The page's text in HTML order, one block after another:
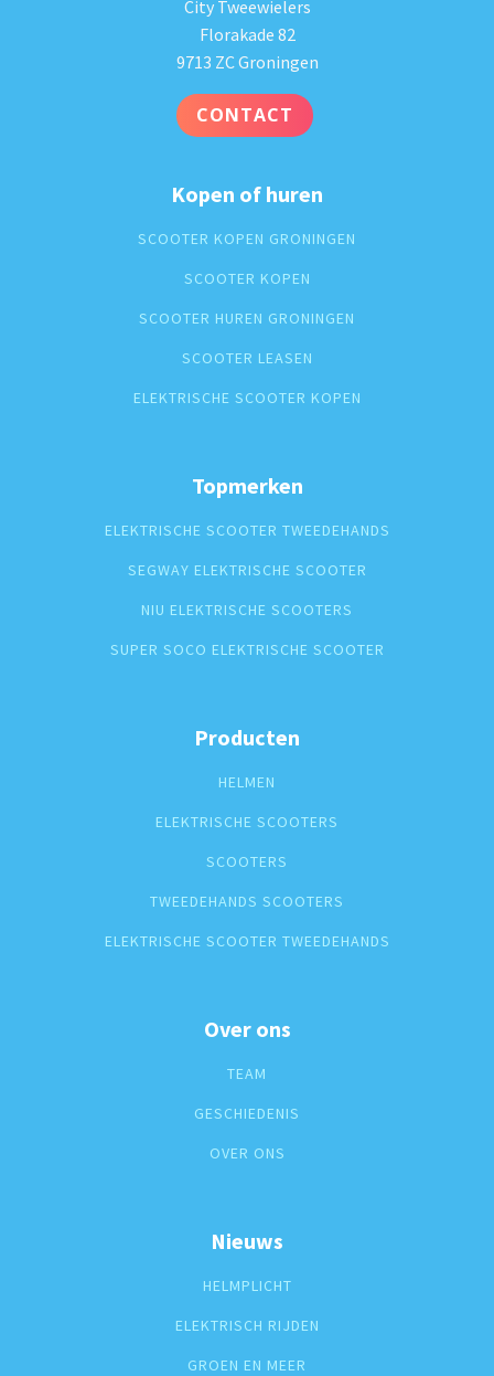
City Tweewielers
Florakade 82
9713 ZC Groningen
CONTACT
Kopen of huren
SCOOTER KOPEN GRONINGEN
SCOOTER KOPEN
SCOOTER HUREN GRONINGEN
SCOOTER LEASEN
ELEKTRISCHE SCOOTER KOPEN
Topmerken
ELEKTRISCHE SCOOTER TWEEDEHANDS
SEGWAY ELEKTRISCHE SCOOTER
NIU ELEKTRISCHE SCOOTERS
SUPER SOCO ELEKTRISCHE SCOOTER
Producten
HELMEN
ELEKTRISCHE SCOOTERS
SCOOTERS
TWEEDEHANDS SCOOTERS
ELEKTRISCHE SCOOTER TWEEDEHANDS
Over ons
TEAM
GESCHIEDENIS
OVER ONS
Nieuws
HELMPLICHT
ELEKTRISCH RIJDEN
GROEN EN MEER